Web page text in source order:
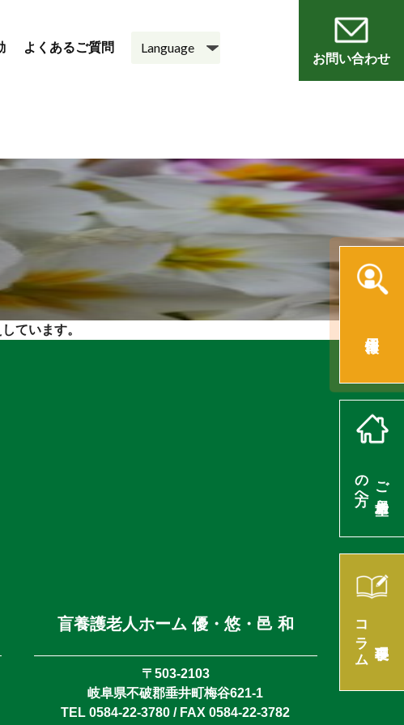
盲養護老人ホーム
優・悠・邑 和
よくあるご質問
お問い合わせ
ご入居希望
の方へ
コラム
ています。
盲養護老人ホーム 優・悠・邑 和
〒503-2103
岐阜県不破郡垂井町梅谷621-1
TEL 0584-22-3780 / FAX 0584-22-3782